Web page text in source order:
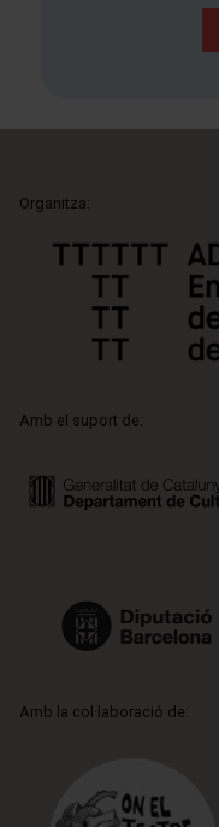
Organitza:
Amb el suport de:
Amb la col·laboració de: